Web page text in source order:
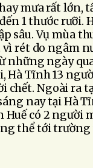
mưa rất lớn,
1 thước rưỡi.
sâu. Vụ mùa
rét do ngâm
những ngày
Hà Tĩnh 13
chết. Ngoài ra
nay tại Hà
Huế có 2 người
thể tới